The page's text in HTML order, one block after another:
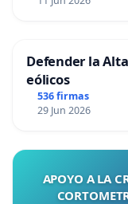
Defender la
eólicos
536 firmas
29 Jun 2026
APOYO A LA